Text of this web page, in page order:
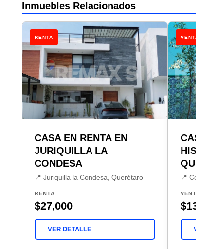
Inmuebles Relacionados
RENTA
CASA EN RENTA EN
JURIQUILLA LA
CONDESA
📍 Juriquilla la Condesa, Querétaro
RENTA
$27,000
VER DETALLE
VENTA
CASA
📍 Centro,
VENTA
VER